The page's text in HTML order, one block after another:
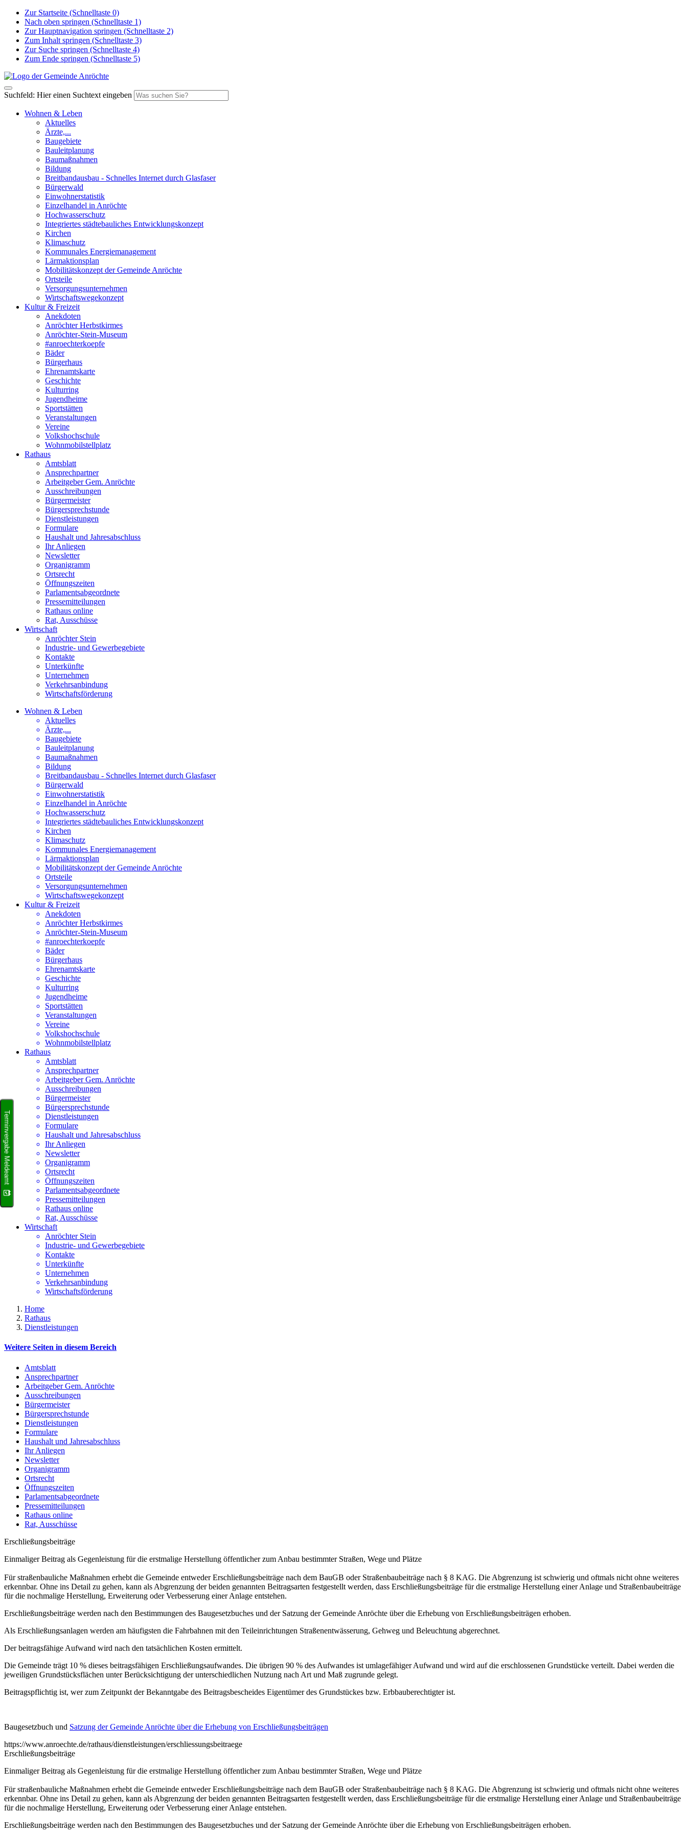
Zur Startseite (Schnelltaste 0)
Nach oben springen (Schnelltaste 1)
Zur Hauptnavigation springen (Schnelltaste 2)
Zum Inhalt springen (Schnelltaste 3)
Zur Suche springen (Schnelltaste 4)
Zum Ende springen (Schnelltaste 5)
Suchfeld: Hier einen Suchtext eingeben
Wohnen & Leben
Aktuelles
Ärzte,...
Baugebiete
Bauleitplanung
Baumaßnahmen
Bildung
Breitbandausbau - Schnelles Internet durch Glasfaser
Bürgerwald
Einwohnerstatistik
Einzelhandel in Anröchte
Hochwasserschutz
Integriertes städtebauliches Entwicklungskonzept
Kirchen
Klimaschutz
Kommunales Energiemanagement
Lärmaktionsplan
Mobilitätskonzept der Gemeinde Anröchte
Ortsteile
Versorgungsunternehmen
Wirtschaftswegekonzept
Kultur & Freizeit
Anekdoten
Anröchter Herbstkirmes
Anröchter-Stein-Museum
#anroechterkoepfe
Bäder
Bürgerhaus
Ehrenamtskarte
Geschichte
Kulturring
Jugendheime
Sportstätten
Veranstaltungen
Vereine
Volkshochschule
Wohnmobilstellplatz
Rathaus
Amtsblatt
Ansprechpartner
Arbeitgeber Gem. Anröchte
Ausschreibungen
Bürgermeister
Bürgersprechstunde
Dienstleistungen
Formulare
Haushalt und Jahresabschluss
Ihr Anliegen
Newsletter
Organigramm
Ortsrecht
Öffnungszeiten
Parlamentsabgeordnete
Pressemitteilungen
Rathaus online
Rat, Ausschüsse
Wirtschaft
Anröchter Stein
Industrie- und Gewerbegebiete
Kontakte
Unterkünfte
Unternehmen
Verkehrsanbindung
Wirtschaftsförderung
Wohnen & Leben
Aktuelles
Ärzte,...
Baugebiete
Bauleitplanung
Baumaßnahmen
Bildung
Breitbandausbau - Schnelles Internet durch Glasfaser
Bürgerwald
Einwohnerstatistik
Einzelhandel in Anröchte
Hochwasserschutz
Integriertes städtebauliches Entwicklungskonzept
Kirchen
Klimaschutz
Kommunales Energiemanagement
Lärmaktionsplan
Mobilitätskonzept der Gemeinde Anröchte
Ortsteile
Versorgungsunternehmen
Wirtschaftswegekonzept
Kultur & Freizeit
Anekdoten
Anröchter Herbstkirmes
Anröchter-Stein-Museum
#anroechterkoepfe
Bäder
Bürgerhaus
Ehrenamtskarte
Geschichte
Kulturring
Jugendheime
Sportstätten
Veranstaltungen
Vereine
Volkshochschule
Wohnmobilstellplatz
Rathaus
Amtsblatt
Ansprechpartner
Arbeitgeber Gem. Anröchte
Ausschreibungen
Bürgermeister
Bürgersprechstunde
Dienstleistungen
Formulare
Haushalt und Jahresabschluss
Ihr Anliegen
Newsletter
Organigramm
Ortsrecht
Öffnungszeiten
Parlamentsabgeordnete
Pressemitteilungen
Rathaus online
Rat, Ausschüsse
Wirtschaft
Anröchter Stein
Industrie- und Gewerbegebiete
Kontakte
Unterkünfte
Unternehmen
Verkehrsanbindung
Wirtschaftsförderung
Home
Rathaus
Dienstleistungen
Weitere Seiten in diesem Bereich
Amtsblatt
Ansprechpartner
Arbeitgeber Gem. Anröchte
Ausschreibungen
Bürgermeister
Bürgersprechstunde
Dienstleistungen
Formulare
Haushalt und Jahresabschluss
Ihr Anliegen
Newsletter
Organigramm
Ortsrecht
Öffnungszeiten
Parlamentsabgeordnete
Pressemitteilungen
Rathaus online
Rat, Ausschüsse
Erschließungsbeiträge
Einmaliger Beitrag als Gegenleistung für die erstmalige Herstellung öffentlicher zum Anbau bestimmter Straßen, Wege und Plätze
Für straßenbauliche Maßnahmen erhebt die Gemeinde entweder Erschließungsbeiträge nach dem BauGB oder Straßenbaubeiträge nach § 8 KAG. Die Abgrenzung ist schwierig und oftmals nicht ohne weiteres
erkennbar. Ohne ins Detail zu gehen, kann als Abgrenzung der beiden genannten Beitragsarten festgestellt werden, dass Erschließungsbeiträge für die erstmalige Herstellung einer Anlage und Straßenbaubeiträge
für die nochmalige Herstellung, Erweiterung oder Verbesserung einer Anlage entstehen.
Erschließungsbeiträge werden nach den Bestimmungen des Baugesetzbuches und der Satzung der Gemeinde Anröchte über die Erhebung von Erschließungsbeiträgen erhoben.
Als Erschließungsanlagen werden am häufigsten die Fahrbahnen mit den Teileinrichtungen Straßenentwässerung, Gehweg und Beleuchtung abgerechnet.
Der beitragsfähige Aufwand wird nach den tatsächlichen Kosten ermittelt.
Die Gemeinde trägt 10 % dieses beitragsfähigen Erschließungsaufwandes. Die übrigen 90 % des Aufwandes ist umlagefähiger Aufwand und wird auf die erschlossenen Grundstücke verteilt. Dabei werden die
jeweiligen Grundstücksflächen unter Berücksichtigung der unterschiedlichen Nutzung nach Art und Maß zugrunde gelegt.
Beitragspflichtig ist, wer zum Zeitpunkt der Bekanntgabe des Beitragsbescheides Eigentümer des Grundstückes bzw. Erbbauberechtigter ist.
Baugesetzbuch und Satzung der Gemeinde Anröchte über die Erhebung von Erschließungsbeiträgen
https://www.anroechte.de/rathaus/dienstleistungen/erschliessungsbeitraege
Erschließungsbeiträge
Einmaliger Beitrag als Gegenleistung für die erstmalige Herstellung öffentlicher zum Anbau bestimmter Straßen, Wege und Plätze
Für straßenbauliche Maßnahmen erhebt die Gemeinde entweder Erschließungsbeiträge nach dem BauGB oder Straßenbaubeiträge nach § 8 KAG. Die Abgrenzung ist schwierig und oftmals nicht ohne weiteres
erkennbar. Ohne ins Detail zu gehen, kann als Abgrenzung der beiden genannten Beitragsarten festgestellt werden, dass Erschließungsbeiträge für die erstmalige Herstellung einer Anlage und Straßenbaubeiträge
für die nochmalige Herstellung, Erweiterung oder Verbesserung einer Anlage entstehen.
Erschließungsbeiträge werden nach den Bestimmungen des Baugesetzbuches und der Satzung der Gemeinde Anröchte über die Erhebung von Erschließungsbeiträgen erhoben.
Terminvergabe Meldeamt